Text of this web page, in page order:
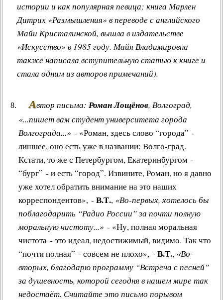
истории и как популярная певица; книга Марлен
Дитрих «Размышления» в переводе с английского
Майи Кристалинской, вышла в издательстве
«Искусство» в 1985 году. Майя Владимировна
также написала вступительную статью к книге и
стала одним из авторов примечаний).
Автор письма: Роман Лощёнов, Волгоград,
«...пишет вам студент университета города
Волгограда...» - «Роман, здесь слово “города” -
лишнее, оно есть уже в названии: Волго-град.
Кстати, то же с Петербургом, Екатеринбургом -
“бург” - и есть “город”. Извините, Роман, но я давно
уже хотел обратить внимание на это наших
корреспондентов», - В.Т., «Во-первых, хотелось бы
поблагодарить “Радио России” за почти полную
моральную чистоту...» - «Ну, полная моральная
чистота - это идеал, недостижимый, видимо. Так что
“почти полная” - совсем не плохо», - В.Т., «Во-
вторых, благодарю программу “Встреча с песней”
за душевность, которой сегодня в нашем мире так
недостаёт. Считайте это письмо порывом